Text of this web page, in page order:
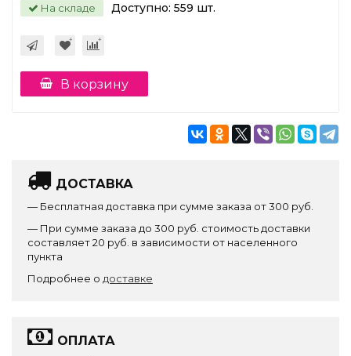
На складе Доступно: 559 шт.
В корзину
ДОСТАВКА
— Бесплатная доставка при сумме заказа от 300 руб.
— При сумме заказа до 300 руб. стоимость доставки
составляет 20 руб. в зависимости от населенного
пункта
Подробнее о доставке
ОПЛАТА